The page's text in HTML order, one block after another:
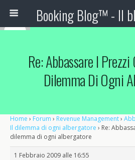
Re: Abbassare I
Dilemma Di Ogni
Home › Forum › Revenue Management›
Il dilemma di ogni albergatore › Re:
dilemma di ogni albergatore
1 Febbraio 2009 alle 16:55